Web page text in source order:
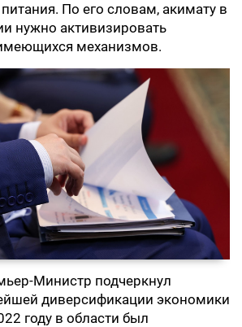
По его словам, акимату в
нужно активизировать
механизмов.
Министр подчеркнул
диверсификации экономики
году в области был